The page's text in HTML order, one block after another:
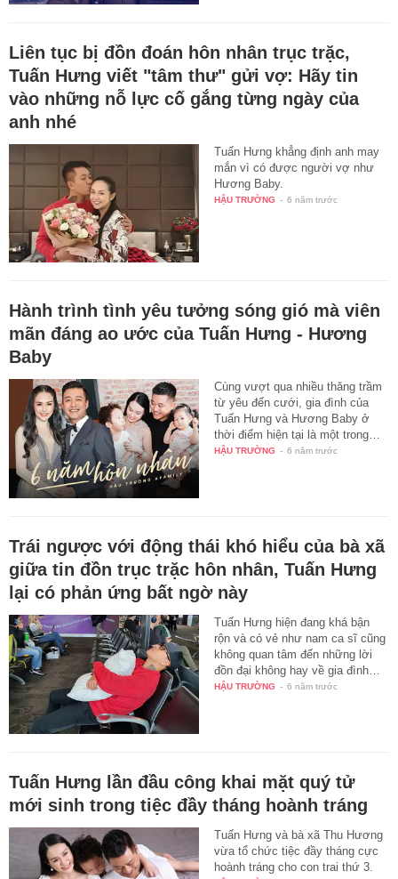
Liên tục bị đồn đoán hôn nhân trục trặc,
Tuấn Hưng viết "tâm thư" gửi vợ: Hãy tin
vào những nỗ lực cố gắng từng ngày của
anh nhé
Tuấn Hưng khẳng định anh may
mắn vì có được người vợ như
Hương Baby.
HẬU TRƯỜNG - 6 năm trước
Hành trình tình yêu tưởng sóng gió mà viên
mãn đáng ao ước của Tuấn Hưng - Hương
Baby
Cùng vượt qua nhiều thăng trầm
từ yêu đến cưới, gia đình của
Tuấn Hưng và Hương Baby ở
thời điểm hiện tại là một trong…
HẬU TRƯỜNG - 6 năm trước
Trái ngược với động thái khó hiểu của bà xã
giữa tin đồn trục trặc hôn nhân, Tuấn Hưng
lại có phản ứng bất ngờ này
Tuấn Hưng hiện đang khá bận
rộn và có vẻ như nam ca sĩ cũng
không quan tâm đến những lời
đồn đại không hay về gia đình…
HẬU TRƯỜNG - 6 năm trước
Tuấn Hưng lần đầu công khai mặt quý tử
mới sinh trong tiệc đầy tháng hoành tráng
Tuấn Hưng và bà xã Thu Hương
vừa tổ chức tiệc đầy tháng cực
hoành tráng cho con trai thứ 3.